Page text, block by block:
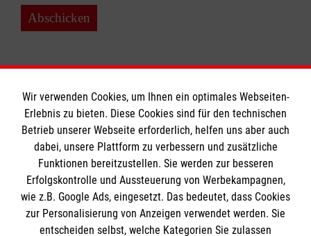
Abschicken
Informationen
Impressum
Datenschutz
Kontakt
Die Malteser
Wir verwenden Cookies, um Ihnen ein optimales Webseiten-
Erlebnis zu bieten. Diese Cookies sind für den technischen
Betrieb unserer Webseite erforderlich, helfen uns aber auch
dabei, unsere Plattform zu verbessern und zusätzliche
Funktionen bereitzustellen. Sie werden zur besseren
Erfolgskontrolle und Aussteuerung von Werbekampagnen,
wie z.B. Google Ads, eingesetzt. Das bedeutet, dass Cookies
zur Personalisierung von Anzeigen verwendet werden. Sie
entscheiden selbst, welche Kategorien Sie zulassen